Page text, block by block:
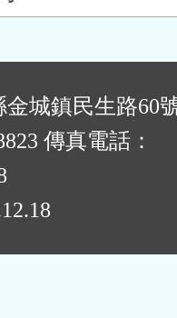
城鎮民生路60
傳真電話：